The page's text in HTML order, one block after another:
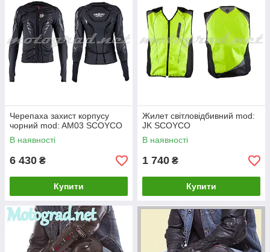
Черепаха захист корпусу
чорний mod: AM03 SCOYCO
В наявності
6 430 ₴
Купити
Жилет світловідбивний mod:
JK SCOYCO
В наявності
1 740 ₴
Купити